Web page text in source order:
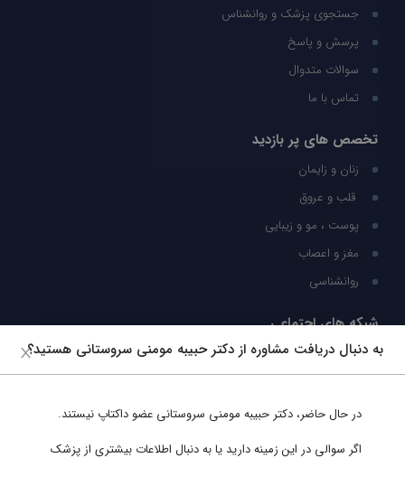
جستجوی پزشک و روانشناس
پرسش و پاسخ
سوالات متدوال
تماس با ما
تخصص های پر بازدید
زنان و زایمان
قلب و عروق
پوست ، مو و زیبایی
مغز و اعصاب
روانشناسی
شبکه های اجتماعی
ما را در شبکه های اجتماعی دنبال کنید
به دنبال دریافت مشاوره از دکتر حبیبه مومنی سروستانی هستید؟
در حال حاضر، دکتر حبیبه مومنی سروستانی عضو داکتاپ نیستند.
اگر سوالی در این زمینه دارید یا به دنبال اطلاعات بیشتری از پزشک